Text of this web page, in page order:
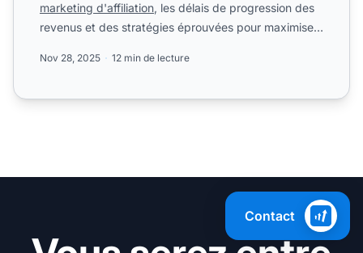
marketing d'affiliation, les délais de progression des
revenus et des stratégies éprouvées pour maximiser
Nov 28, 2025 12 min de lecture
Contact